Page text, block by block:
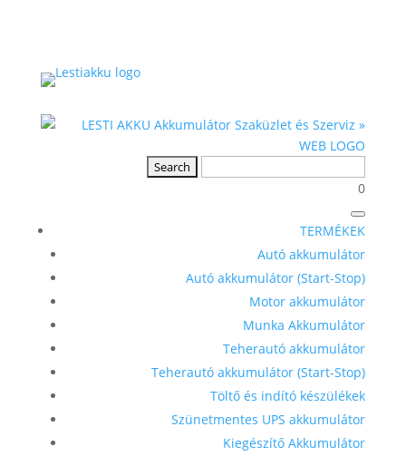
0
TERMÉKEK
Autó akkumulátor
Autó akkumulátor (Start-Stop)
Motor akkumulátor
Munka Akkumulátor
Teherautó akkumulátor
Teherautó akkumulátor (Start-Stop)
Töltő és indító készülékek
Szünetmentes UPS akkumulátor
Kiegészítő Akkumulátor